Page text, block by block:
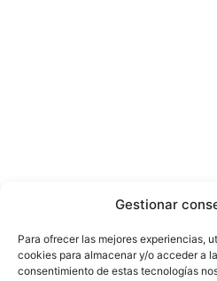
Gestionar
Para ofrecer las mejores experiencias,
cookies para almacenar y/o acceder a
consentimiento de estas tecnologías